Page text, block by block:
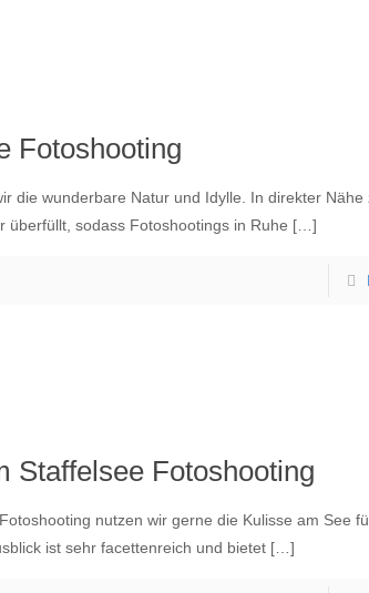
Fotoshooting
die wunderbare Natur und Idylle. In direkter Nähe
überfüllt, sodass Fotoshootings in Ruhe […]
Staffelsee Fotoshooting
nutzen wir gerne die Kulisse am See
ist sehr facettenreich und bietet[…]